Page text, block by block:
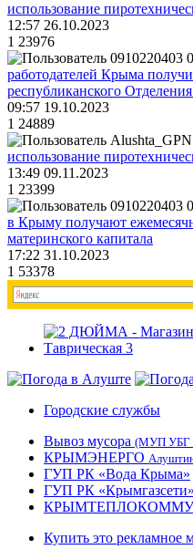
использование
12:57 26.10.2023
1 23976
работодателей Крыма
республиканского
09:57 19.10.2023
1 24889
использование
13:49 09.11.2023
1 23399
в Крыму получают
материнского капитала
17:22 31.10.2023
1 53378
Городские службы
Вывоз мусора (МУП УБГ
КРЫМЭНЕРГО
ГУП РК «Вода Крыма»
ГУП РК «Крымгазсети»
Купить это рекламное